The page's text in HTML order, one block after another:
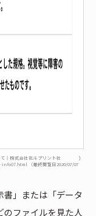
｜株式会社北斗プリント社
（最終閲覧日2020/07/07
）
書」または「データ
ファイルを見た人